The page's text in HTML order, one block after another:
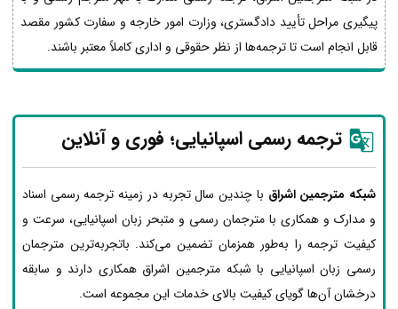
پیگیری مراحل تأیید دادگستری، وزارت امور خارجه و سفارت کشور مقصد
قابل انجام است تا ترجمه‌ها از نظر حقوقی و اداری کاملاً معتبر باشند.
ترجمه رسمی اسپانیایی؛ فوری و آنلاین
شبکه مترجمین اشراق با چندین سال تجربه در زمینه ترجمه رسمی اسناد
و مدارک و همکاری با مترجمان رسمی و متبحر زبان اسپانیایی، سرعت و
کیفیت ترجمه را به‌طور همزمان تضمین می‌کند. باتجربه‌ترین مترجمان
رسمی زبان اسپانیایی با شبکه مترجمین اشراق همکاری دارند و سابقه
درخشان آن‌ها گویای کیفیت بالای خدمات این مجموعه است.